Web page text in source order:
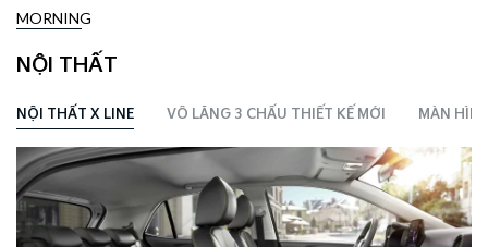
MORNING
NỘI THẤT
NỘI THẤT X LINE VÔ LĂNG 3 CHẤU THIẾT KẾ MỚI MÀN